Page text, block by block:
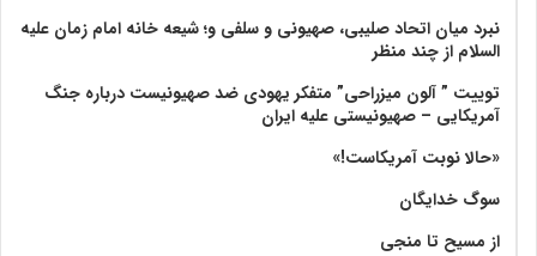
نبرد میان اتحاد صلیبی، صهیونی و سلفی و؛ شیعه خانه امام زمان علیه
السلام از چند منظر
توییت ” آلون میزراحی” متفکر یهودی ضد صهیونیست درباره جنگ
آمریکایی – صهیونیستی علیه ایران
«حالا نوبت آمریکاست!»
سوگ خدایگان
از مسیح تا منجی